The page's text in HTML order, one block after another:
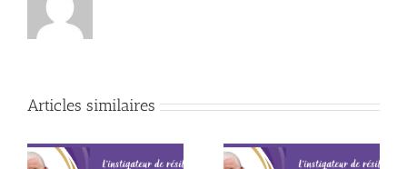
Articles similaires